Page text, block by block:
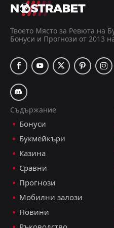
28Aug
Щутгарт
07 Aug
Астън Вила
13:30
18:00
Байерн
FT
16May
Байерн
Кьолн
FT
Твоето Място за Ревюта на
Бонуси и Прогнози от 2013
Съдържание
Бонуси
Букмейкъри
Казина
Сравни
Прогнози
Мобилни залози
Новини